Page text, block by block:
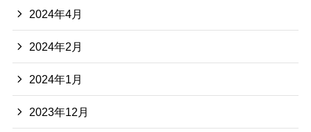
2024年4月
2024年2月
2024年1月
2023年12月